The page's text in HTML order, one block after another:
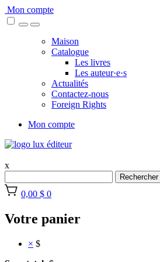
Skip
to
Mon compte
Maison
Catalogue
Les livres
Les auteur·e·s
Actualités
Contactez-nous
Foreign Rights
Mon compte
x
Rechercher
0,00 $ 0
Votre panier
× $